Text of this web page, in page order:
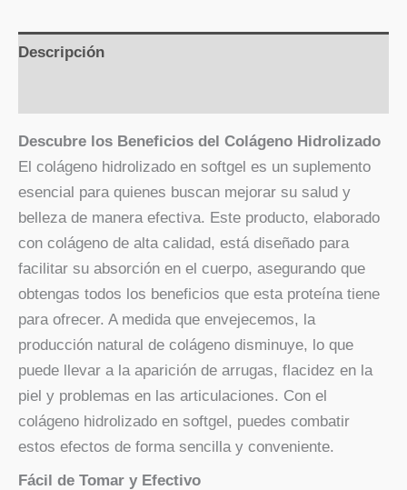
Descripción
Descubre los Beneficios del Colágeno Hidrolizado
El colágeno hidrolizado en softgel es un suplemento
esencial para quienes buscan mejorar su salud y
belleza de manera efectiva. Este producto, elaborado
con colágeno de alta calidad, está diseñado para
facilitar su absorción en el cuerpo, asegurando que
obtengas todos los beneficios que esta proteína tiene
para ofrecer. A medida que envejecemos, la
producción natural de colágeno disminuye, lo que
puede llevar a la aparición de arrugas, flacidez en la
piel y problemas en las articulaciones. Con el
colágeno hidrolizado en softgel, puedes combatir
estos efectos de forma sencilla y conveniente.
Fácil de Tomar y Efectivo